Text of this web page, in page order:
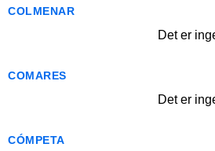
COLMENAR
Det er
COMARES
Det er
CÓMPETA